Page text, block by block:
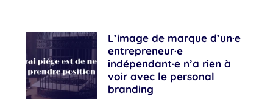
L’image de marque d’un·e
entrepreneur·e
indépendant·e n’a rien à
voir avec le personal
branding